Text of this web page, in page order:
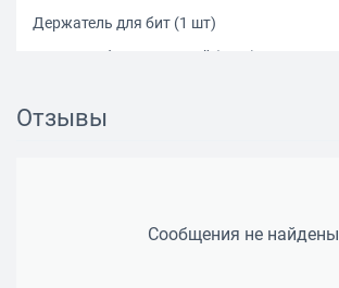
Держатель для бит (1 шт)
Ключ комбинированный (6 шт)
Ключ разводной (1 шт)
Отзывы
Сообщения не найдены